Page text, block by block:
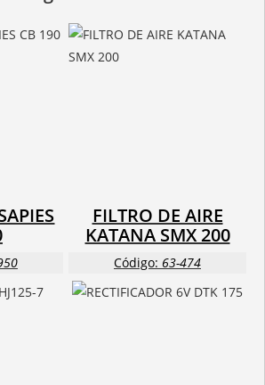
FILTRO DE AIRE
KATANA SMX 200
Código: 63-474